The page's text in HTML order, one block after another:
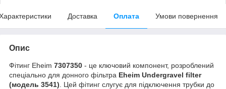
Доставка Оплата Умови повернення
Опис
Фітинг Eheim 7307350 - це ключовий компонент, розроблений
спеціально для донного фільтра Eheim Undergravel filter
(модель 3541) . Цей фітинг слугує для підключення трубки до